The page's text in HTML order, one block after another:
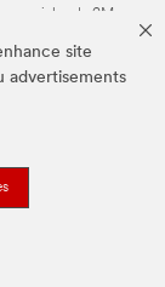
site
advertisements
de 3M.